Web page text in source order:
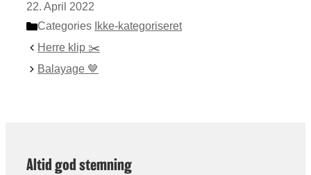
22. April 2022
Categories Ikke-kategoriseret
Herre klip ✂️
Balayage 🤎
Altid god stemning